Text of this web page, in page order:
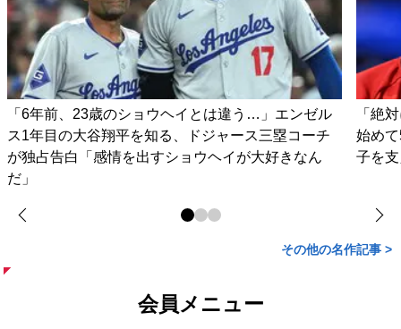
「6年前、23歳のショウヘイとは違う…」エンゼル
ス1年目の大谷翔平を知る、ドジャース三塁コーチ
が独占告白「感情を出すショウヘイが大好きなん
だ」
「絶
始め
子を
その他の名作記事 >
会員メニュー